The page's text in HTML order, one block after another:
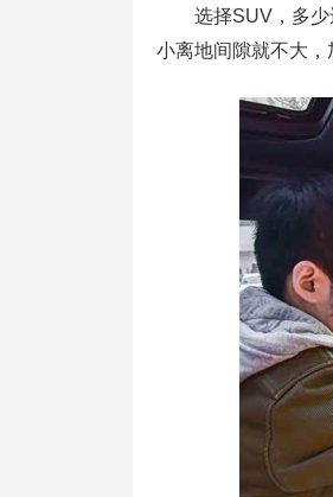
选择SUV，多少还
小离地间隙就不大，